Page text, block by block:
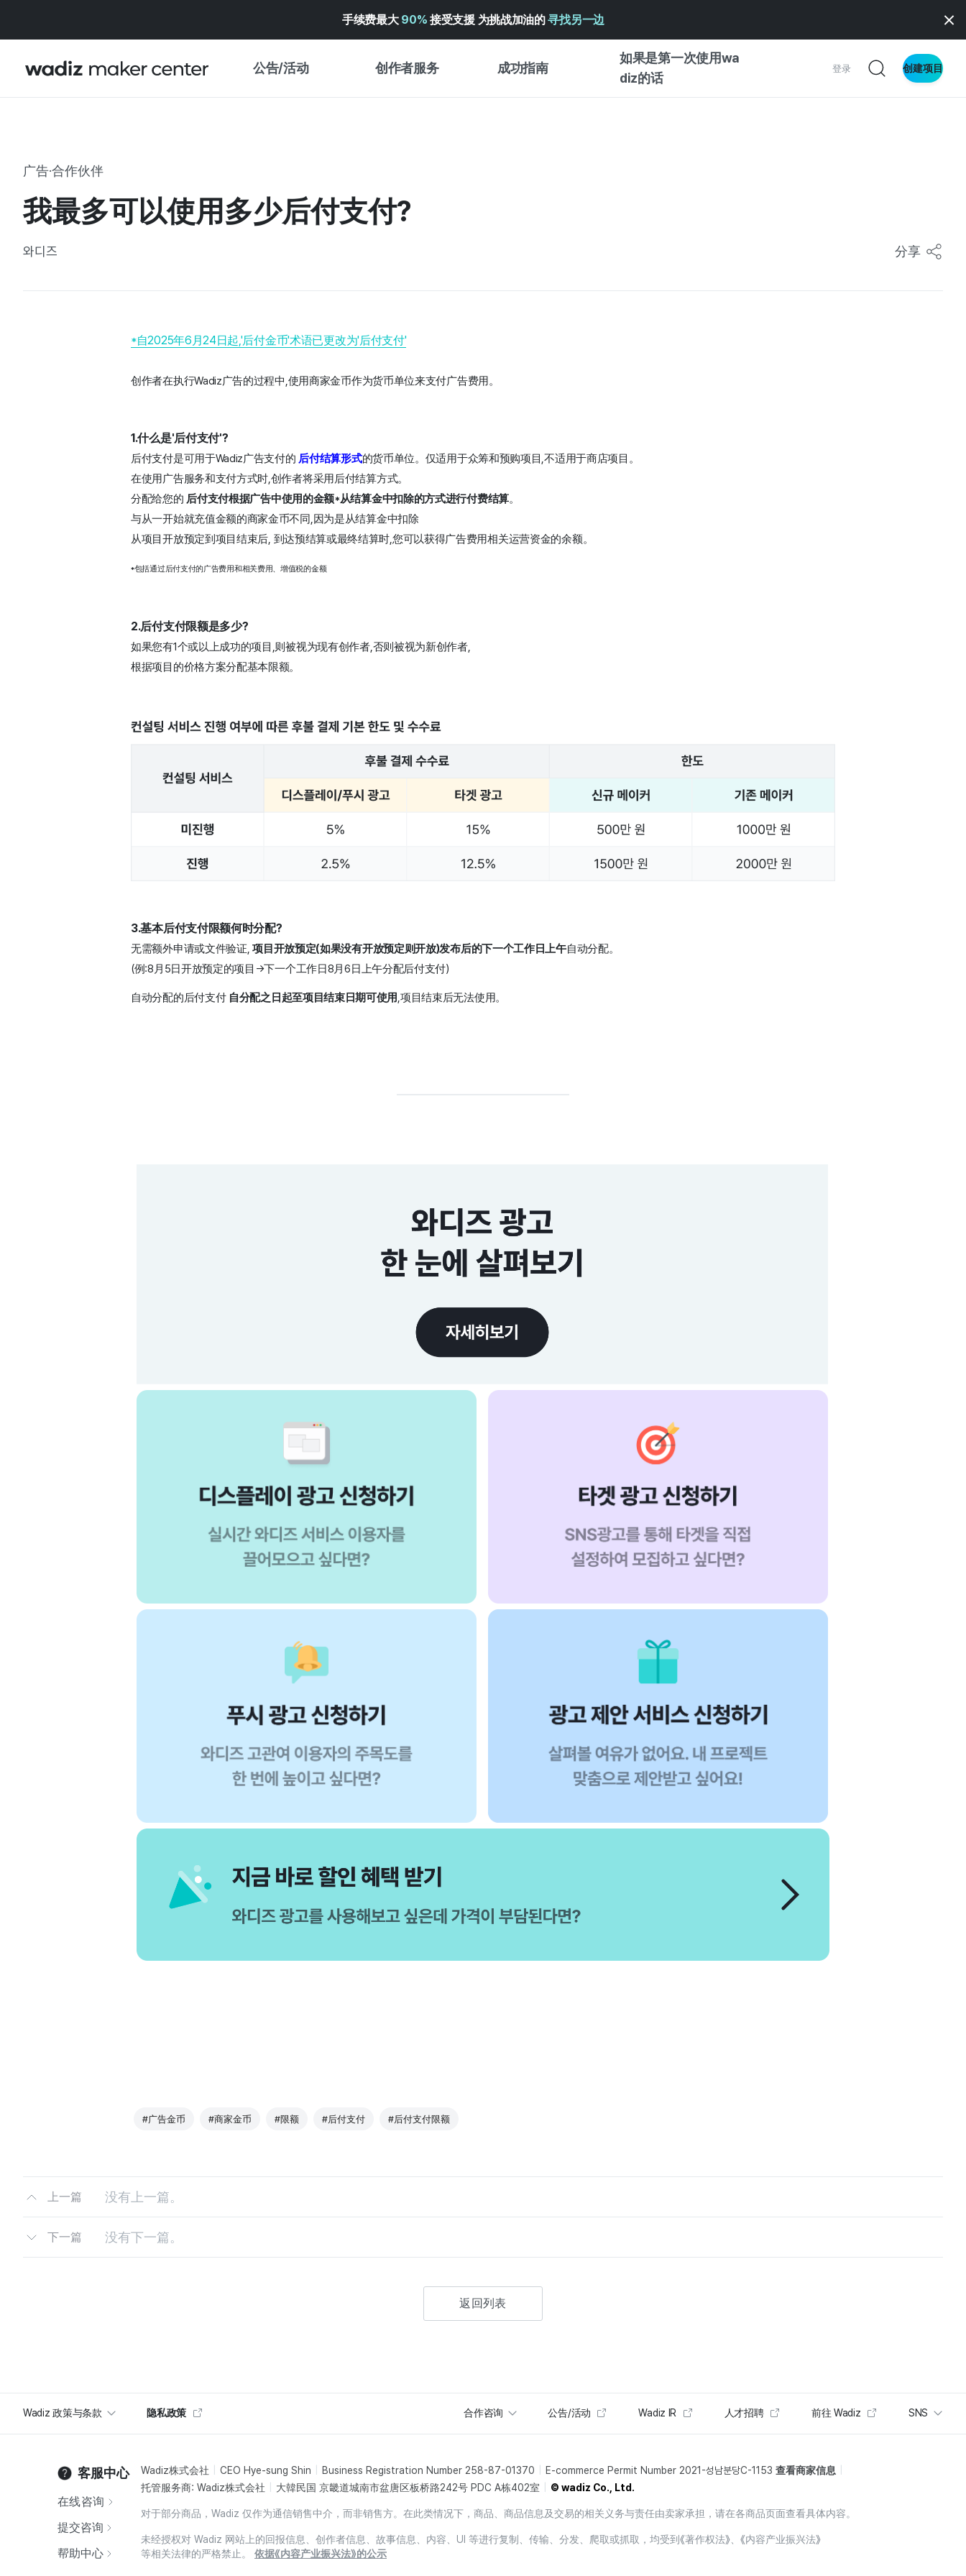
手续费最大 90% 接受支援 为挑战加油的寻找另一边
公告/活动 创作者服务 成功指南
如果是第一次使用wa
diz的话
登录 创建项目
特展日历
WADIZ 奖励 ↗︎
广告·合作伙伴
我最多可以使用多少后付支付?
와디즈 分享
*自2025年6月24日起,'后付金币'术语已更改为'后付支付'
创作者在执行Wadiz广告的过程中,使用商家金币作为货币单位来支付广告费用。
1.什么是'后付支付'?
后付支付是可用于Wadiz广告支付的 后付结算形式的货币单位。仅适用于众筹和预购项目,不适用于商店项目。
在使用广告服务和支付方式时,创作者将采用后付结算方式。
分配给您的 后付支付根据广告中使用的金额*从结算金中扣除的方式进行付费结算。
与从一开始就充值金额的商家金币不同,因为是从结算金中扣除
从项目开放预定到项目结束后, 到达预结算或最终结算时,您可以获得广告费用相关运营资金的余额。
*包括通过后付支付的广告费用和相关费用、增值税的金额
2.后付支付限额是多少?
如果您有1个或以上成功的项目,则被视为现有创作者,否则被视为新创作者,
根据项目的价格方案分配基本限额。
3.基本后付支付限额何时分配?
无需额外申请或文件验证, 项目开放预定(如果没有开放预定则开放)发布后的下一个工作日上午自动分配。
(例:8月5日开放预定的项目→下一个工作日8月6日上午分配后付支付)
自动分配的后付支付 自分配之日起至项目结束日期可使用,项目结束后无法使用。
#广告金币 #商家金币 #限额 #后付支付 #后付支付限额
上一篇 没有上一篇。
下一篇 没有下一篇。
返回列表
Wadiz 政策与条款 隐私政策 合作咨询 公告/活动 Wadiz IR 人才招聘 前往 Wadiz SNS
客服中心
在线咨询
提交咨询
帮助中心
Wadiz株式会社 CEO Hye-sung Shin Business Registration Number 258-87-01370 E-commerce Permit Number 2021-성남분당C-1153 查看商家信息
托管服务商: Wadiz株式会社
大韓民国 京畿道城南市盆唐区板桥路242号 PDC A栋402室 © wadiz Co., Ltd.
对于部分商品，Wadiz 仅作为通信销售中介，而非销售方。在此类情况下，商品、商品信息及交易的相关义务与责任由卖家承担，请在各商品页面查看具体内容。
未经授权对 Wadiz 网站上的回报信息、创作者信息、故事信息、内容、UI 等进行复制、传输、分发、爬取或抓取，均受到《著作权法》、《内容产业振兴法》
等相关法律的严格禁止。
依据《内容产业振兴法》的公示